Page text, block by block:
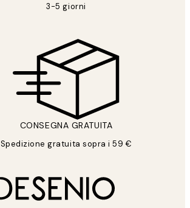
3-5 giorni
CONSEGNA GRATUITA
Spedizione gratuita sopra i 59 €